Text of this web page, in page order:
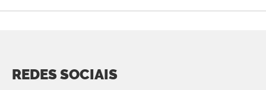
REDES SOCIAIS